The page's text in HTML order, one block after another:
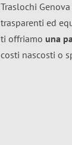
Traslochi
trasparenti ed
ti offriamo una
costi nascosti o